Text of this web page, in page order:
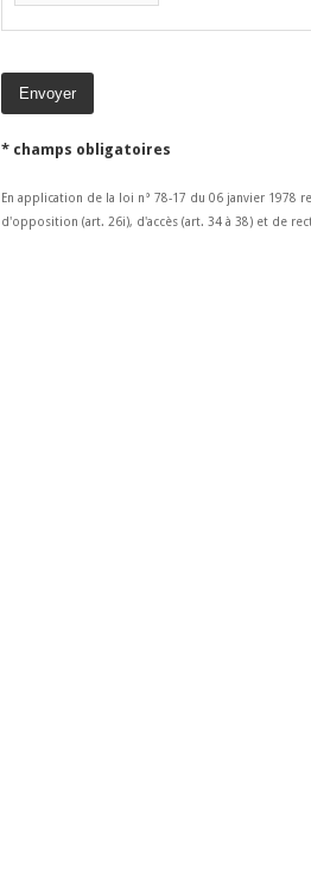
* champs obligatoires
En application de la loi n° 78-17 du 06 janvier 1978
d'opposition (art. 26i), d'accès (art. 34 à 38) et de